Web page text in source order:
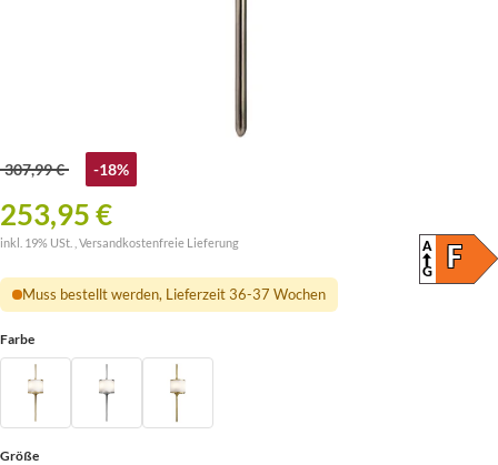
307,99 € -18%
253,95 €
A
G
F
inkl. 19% USt. , Versandkostenfreie Lieferung
Muss bestellt werden, Lieferzeit 36-37 Wochen
Farbe
Größe